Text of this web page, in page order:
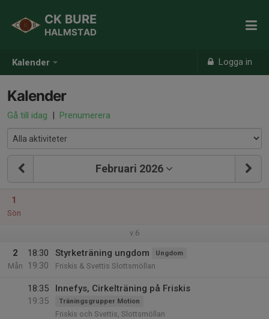
Kalender Logga in
CK BURE
HALMSTAD
Kalender
Gå till idag | Prenumerera
Februari 2026
1
Sön
v.6
2
Mån
18:30
19:30
Styrketräning ungdom Ungdom
Friskis & Svettis Slottsmöllan
18:35
19:35
Innefys, Cirkelträning på Friskis
Träningsgrupper Motion
Friskis och Svettis, Slottsmöllan